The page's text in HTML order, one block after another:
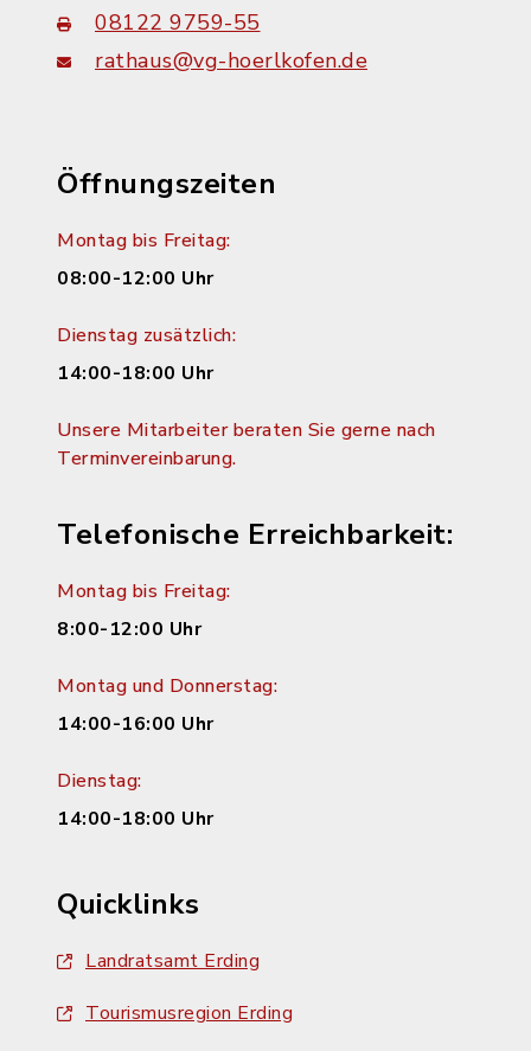
08122 9759-55
rathaus@vg-hoerlkofen.de
Öffnungszeiten
Montag bis Freitag:
08:00-12:00 Uhr
Dienstag zusätzlich:
14:00-18:00 Uhr
Unsere Mitarbeiter beraten Sie gerne nach
Terminvereinbarung.
Telefonische Erreichbarkeit:
Montag bis Freitag:
8:00-12:00 Uhr
Montag und Donnerstag:
14:00-16:00 Uhr
Dienstag:
14:00-18:00 Uhr
Quicklinks
Landratsamt Erding
Tourismusregion Erding